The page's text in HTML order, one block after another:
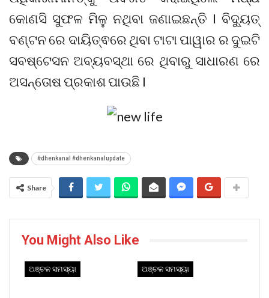
କୋଣସି ସୁଫଳ ମିଳୁ ନଥିବା ଜଣାଇଛନ୍ତି I ବିଦ୍ୟୁତ୍
ବଣ୍ଟନ ରେ ଦାୟିତ୍ଵରେ ଥିବା ଟାଟା ପାୱାର ର ଦୁଇଟି
ସବଷ୍ଟେସନ ଅବ୍ୟବସ୍ଥା ରେ ଥିବାରୁ ସାଧାରଣ ରେ
ଅସନ୍ତୋଷ ପ୍ରକାଶ ପାଉଛି I
#dhenkanal #dhenkanalupdate
Share
You Might Also Like
ଅଞ୍ଚଳ ସମସ୍ୟା ଅଞ୍ଚଳ ସମସ୍ୟା